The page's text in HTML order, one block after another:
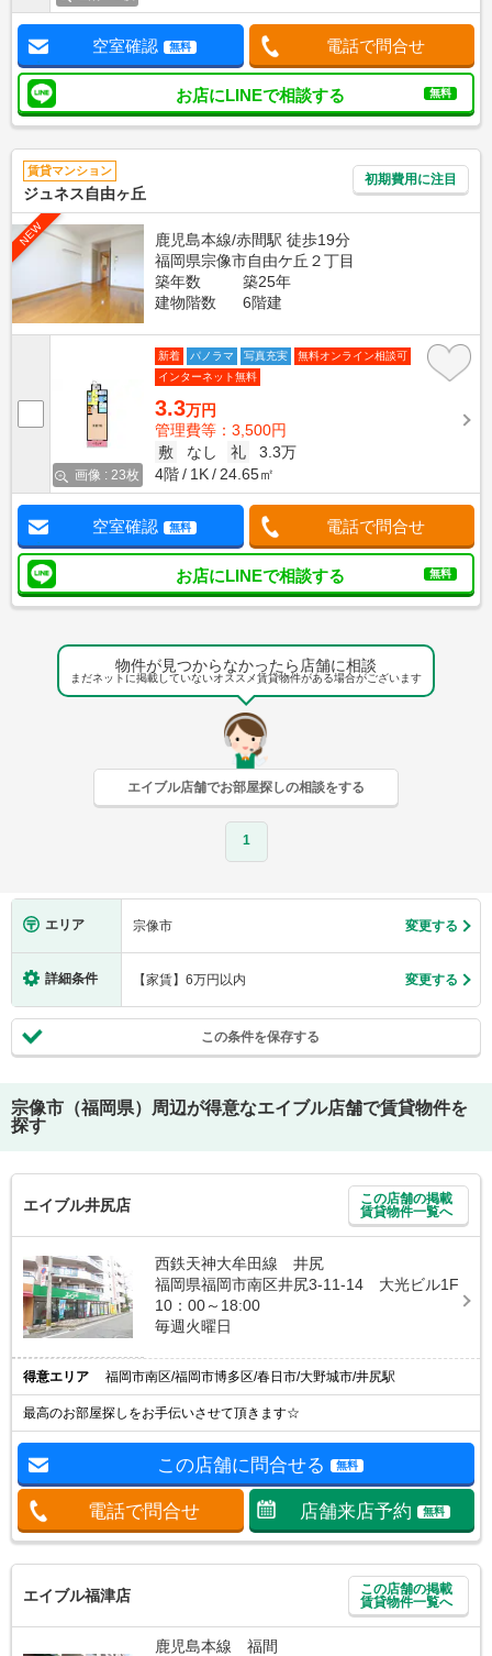
空室確認 無料 電話で問合せ
お店にLINEで相談する 無料
賃貸マンション
ジュネス自由ヶ丘
初期費用に注目
NEW
鹿児島本線/赤間駅 徒歩19分
福岡県宗像市自由ケ丘２丁目
築年数
築25年
建物階数
6階建
画像 : 23枚
新着 パノラマ 写真充実
無料オンライン相談可
インターネット無料
3.3万円
管理費等：3,500円
敷
なし 礼
3.3万
4階
1K 24.65㎡
空室確認 無料 電話で問合せ
お店にLINEで相談する 無料
物件が見つからなかったら店舗に相談
まだネットに掲載していないオススメ賃貸物件がある場合がございます
エイブル店舗でお部屋探しの相談をする
1
エリア 宗像市 変更する
詳細条件 【家賃】6万円以内 変更する
この条件を保存する
宗像市（福岡県）
周辺が得意なエイブル店舗で賃貸物件を
探す
エイブル井尻店
この店舗の掲載
賃貸物件一覧へ
西鉄天神大牟田線 井尻
福岡県福岡市南区井尻3-11-14 大光ビル1F
10：00～18:00
毎週火曜日
得意エリア 福岡市南区/福岡市博多区/春日市/大野城市/井尻駅
最高のお部屋探しをお手伝いさせて頂きます☆
この店舗に問合せる 無料
電話で問合せ 店舗来店予約 無料
エイブル福津店
この店舗の掲載
賃貸物件一覧へ
鹿児島本線 福間